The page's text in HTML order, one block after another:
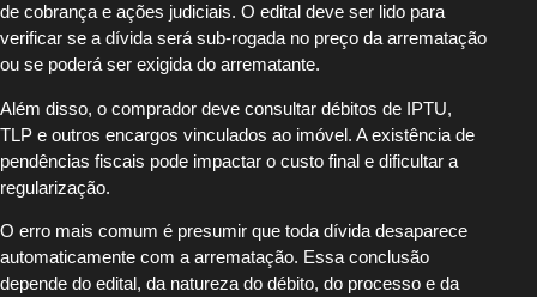
de cobrança e ações judiciais. O edital deve ser lido para
verificar se a dívida será sub-rogada no preço da arrematação
ou se poderá ser exigida do arrematante.
Além disso, o comprador deve consultar débitos de IPTU,
TLP e outros encargos vinculados ao imóvel. A existência de
pendências fiscais pode impactar o custo final e dificultar a
regularização.
O erro mais comum é presumir que toda dívida desaparece
automaticamente com a arrematação. Essa conclusão
depende do edital, da natureza do débito, do processo e da